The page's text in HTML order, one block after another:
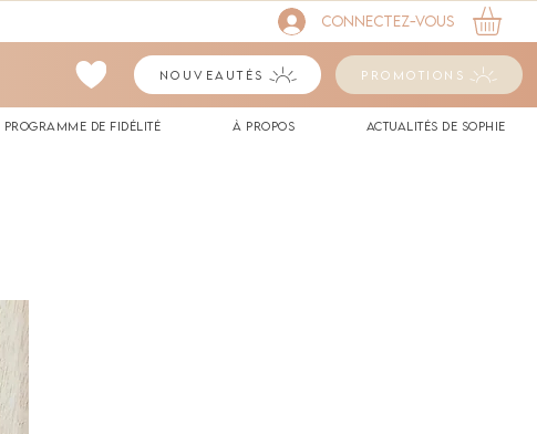
Connectez-vous
Nouveautés Promotions
Programme de fidélité à propos Actualités de Sophie